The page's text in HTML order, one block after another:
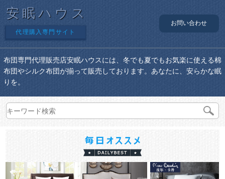
安眠ハウス
代理購入専門サイト
お問い合わせ
布団専門代理販売店安眠ハウスには、冬でも夏でもお気楽に使える棉
布団やシルク布団が揃って販売しております。あなたに、安らかな眠
りを。